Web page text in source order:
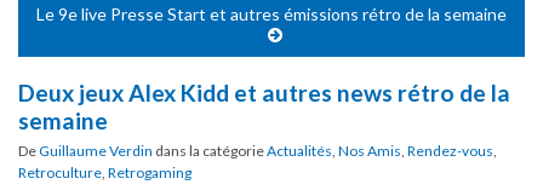
Le 9e live Presse Start et autres émissions rétro de la semaine
Deux jeux Alex Kidd et autres news rétro de la
semaine
DeGuillaume Verdin dans la catégorieActualités, Nos Amis, Rendez-vous,
Retroculture, Retrogaming